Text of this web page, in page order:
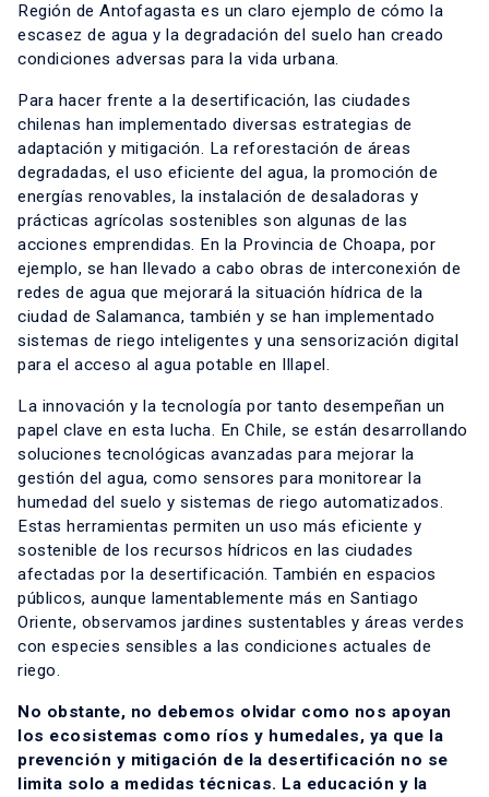
Región de Antofagasta es un claro ejemplo de cómo la
escasez de agua y la degradación del suelo han creado
condiciones adversas para la vida urbana.
Para hacer frente a la desertificación, las ciudades
chilenas han implementado diversas estrategias de
adaptación y mitigación. La reforestación de áreas
degradadas, el uso eficiente del agua, la promoción de
energías renovables, la instalación de desaladoras y
prácticas agrícolas sostenibles son algunas de las
acciones emprendidas. En la Provincia de Choapa, por
ejemplo, se han llevado a cabo obras de interconexión de
redes de agua que mejorará la situación hídrica de la
ciudad de Salamanca, también y se han implementado
sistemas de riego inteligentes y una sensorización digital
para el acceso al agua potable en Illapel.
La innovación y la tecnología por tanto desempeñan un
papel clave en esta lucha. En Chile, se están desarrollando
soluciones tecnológicas avanzadas para mejorar la
gestión del agua, como sensores para monitorear la
humedad del suelo y sistemas de riego automatizados.
Estas herramientas permiten un uso más eficiente y
sostenible de los recursos hídricos en las ciudades
afectadas por la desertificación. También en espacios
públicos, aunque lamentablemente más en Santiago
Oriente, observamos jardines sustentables y áreas verdes
con especies sensibles a las condiciones actuales de
riego.
No obstante, no debemos olvidar como nos apoyan
los ecosistemas como ríos y humedales, ya que la
prevención y mitigación de la desertificación no se
limita solo a medidas técnicas. La educación y la